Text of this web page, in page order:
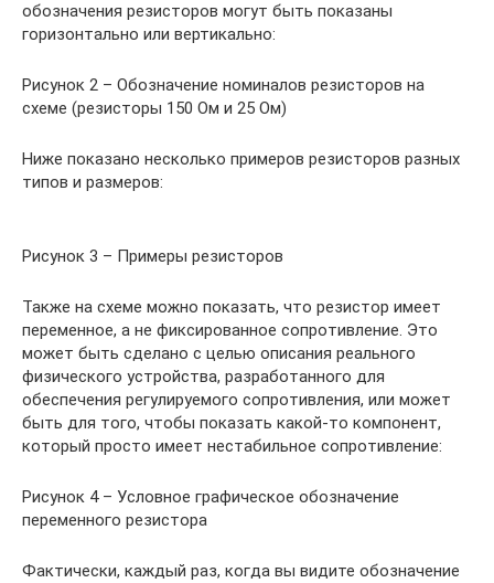
обозначения резисторов могут быть показаны
горизонтально или вертикально:
Рисунок 2 – Обозначение номиналов резисторов на
схеме (резисторы 150 Ом и 25 Ом)
Ниже показано несколько примеров резисторов разных
типов и размеров:
Рисунок 3 – Примеры резисторов
Также на схеме можно показать, что резистор имеет
переменное, а не фиксированное сопротивление. Это
может быть сделано с целью описания реального
физического устройства, разработанного для
обеспечения регулируемого сопротивления, или может
быть для того, чтобы показать какой-то компонент,
который просто имеет нестабильное сопротивление:
Рисунок 4 – Условное графическое обозначение
переменного резистора
Фактически, каждый раз, когда вы видите обозначение